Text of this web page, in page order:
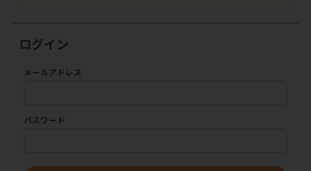
ログイン
メールアドレス
パスワード